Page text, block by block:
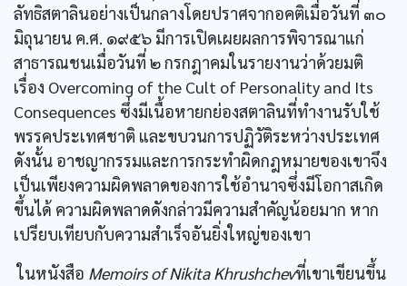
ลัทธิสตาลินอย่างเป็นกลางโดยปราศจากอคติเมื่อวันที่ ๓๐
มิถุนายน ค.ศ. ๑๙๕๖ มีการเปิดเผยผลการพิจารณาแก่
สาธารณชนเมื่อวันที่ ๒ กรกฎาคมในรายงานว่าด้วยมติ
เรื่อง Overcoming of the Cult of Personality and Its
Consequences ซึ่งมีเนื้อหายกย่องสตาลินที่ทำงานรับใช้
พรรคประเทศชาติ และขบวนการปฏิวัติระหว่างประเทศ
ดังนั้น อาชญากรรมและการกระทำผิดกฎหมายของเขาจึง
เป็นเพียงความผิดพลาดของการใช้อำนาจซึ่งมีโอกาสเกิด
ขึ้นได้ ความผิดพลาดดังกล่าวมีความสำคัญน้อยมาก หาก
เปรียบเทียบกับความสำเร็จอันยิ่งใหญ่ของเขา
ในหนังสือ Memoirs of Nikita Khrushchevที่เขาเขียนขึ้น